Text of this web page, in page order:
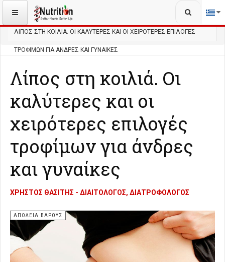
ΒΡΊΣΚΕΣΤΕ ΕΔΏ: ΑΠΏΛΕΙΑ ΒΆΡΟΥΣ
ΛΊΠΟΣ ΣΤΗ ΚΟΙΛΙΆ. ΟΙ ΚΑΛΎΤΕΡΕΣ ΚΑΙ ΟΙ ΧΕΙΡΌΤΕΡΕΣ ΕΠΙΛΟΓΈΣ
ΤΡΟΦΊΜΩΝ ΓΙΑ ΆΝΔΡΕΣ ΚΑΙ ΓΥΝΑΊΚΕΣ
Λίπος στη κοιλιά. Οι
καλύτερες και οι
χειρότερες επιλογές
τροφίμων για άνδρες
και γυναίκες
ΧΡΉΣΤΟΣ ΘΑΣΊΤΗΣ - ΔΙΑΙΤΟΛΌΓΟΣ, ΔΙΑΤΡΟΦΟΛΌΓΟΣ
ΑΠΏΛΕΙΑ ΒΆΡΟΥΣ